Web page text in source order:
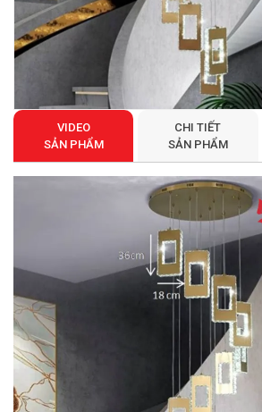
VIDEO
SẢN PHẨM
CHI TIẾT
SẢN PHẨM